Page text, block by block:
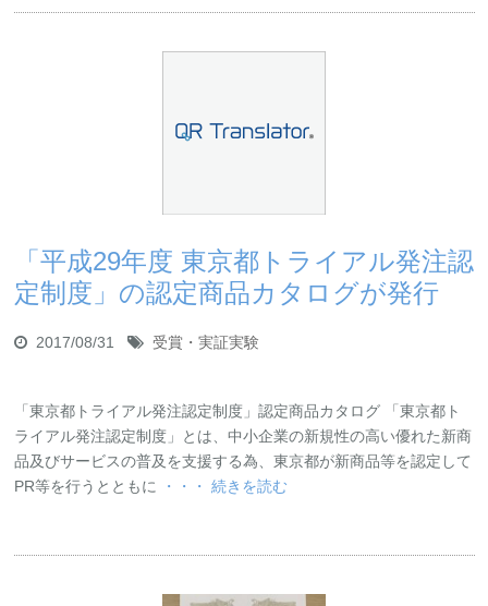
「平成29年度 東京都トライアル発注認
定制度」の認定商品カタログが発行
2017/08/31 受賞・実証実験
「東京都トライアル発注認定制度」認定商品カタログ 「東京都ト
ライアル発注認定制度」とは、中小企業の新規性の高い優れた新商
品及びサービスの普及を支援する為、東京都が新商品等を認定して
PR等を行うとともに
・・・ 続きを読む